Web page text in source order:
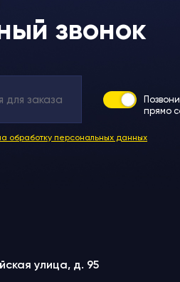
звонок
прямо
обработку персональных данных
улица, д. 95